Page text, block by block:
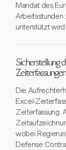
Mandat des
Arbeitsstunden
unterstützt wird.
Sicherstellung
Zeiterfassungen
Die
Excel-
Zeiterfassung.
wobei
Defense